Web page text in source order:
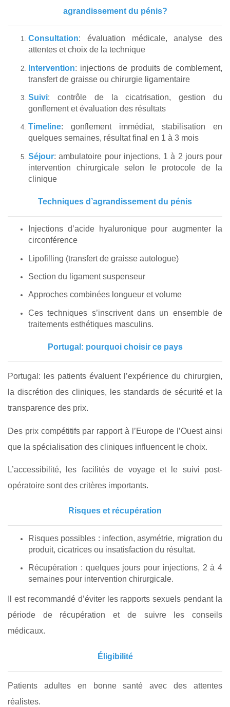
agrandissement du pénis?
Consultation: évaluation médicale, analyse des
attentes et choix de la technique
Intervention: injections de produits de comblement,
transfert de graisse ou chirurgie ligamentaire
Suivi: contrôle de la cicatrisation, gestion du
gonflement et évaluation des résultats
Timeline: gonflement immédiat, stabilisation en
quelques semaines, résultat final en 1 à 3 mois
Séjour: ambulatoire pour injections, 1 à 2 jours pour
intervention chirurgicale selon le protocole de la
clinique
Techniques d’agrandissement du pénis
Injections d’acide hyaluronique pour augmenter la
circonférence
Lipofilling (transfert de graisse autologue)
Section du ligament suspenseur
Approches combinées longueur et volume
Ces techniques s’inscrivent dans un ensemble de
traitements esthétiques masculins.
Portugal: pourquoi choisir ce pays
Portugal: les patients évaluent l’expérience du chirurgien,
la discrétion des cliniques, les standards de sécurité et la
transparence des prix.
Des prix compétitifs par rapport à l’Europe de l’Ouest ainsi
que la spécialisation des cliniques influencent le choix.
L’accessibilité, les facilités de voyage et le suivi post-
opératoire sont des critères importants.
Risques et récupération
Risques possibles : infection, asymétrie, migration du
produit, cicatrices ou insatisfaction du résultat.
Récupération : quelques jours pour injections, 2 à 4
semaines pour intervention chirurgicale.
Il est recommandé d’éviter les rapports sexuels pendant la
période de récupération et de suivre les conseils
médicaux.
Éligibilité
Patients adultes en bonne santé avec des attentes
réalistes.